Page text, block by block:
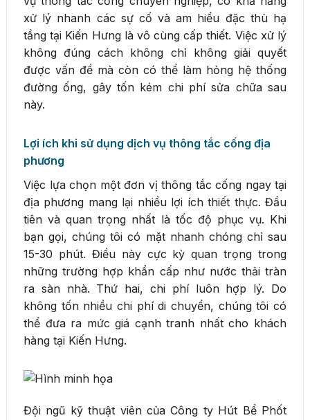
xử lý nhanh các sự cố và am hiểu đặc thù hạ
tầng tại Kiến Hưng là vô cùng cấp thiết. Việc xử lý
không đúng cách không chỉ không giải quyết
được vấn đề mà còn có thể làm hỏng hệ thống
đường ống, gây tốn kém chi phí sửa chữa sau
này.
Lợi ích khi sử dụng dịch vụ thông tắc cống địa
phương
Việc lựa chọn một đơn vị thông tắc cống ngay tại
địa phương mang lại nhiều lợi ích thiết thực. Đầu
tiên và quan trọng nhất là tốc độ phục vụ. Khi
bạn gọi, chúng tôi có mặt nhanh chóng chỉ sau
15-30 phút. Điều này cực kỳ quan trọng trong
những trường hợp khẩn cấp như nước thải tràn
ra sàn nhà. Thứ hai, chi phí luôn hợp lý. Do
không tốn nhiều chi phí di chuyển, chúng tôi có
thể đưa ra mức giá cạnh tranh nhất cho khách
hàng tại Kiến Hưng.
Đội ngũ kỹ thuật viên của Công ty Hút Bể Phốt